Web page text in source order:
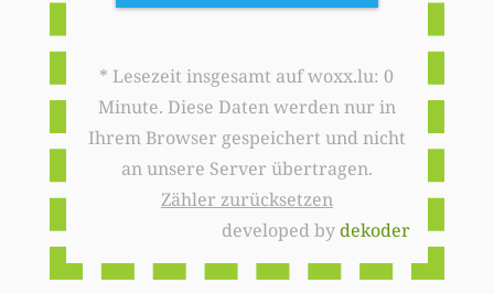
* Lesezeit insgesamt auf woxx.lu: 0
Minute. Diese Daten werden nur in
Ihrem Browser gespeichert und nicht
an unsere Server übertragen.
Zähler zurücksetzen
developed bydekoder